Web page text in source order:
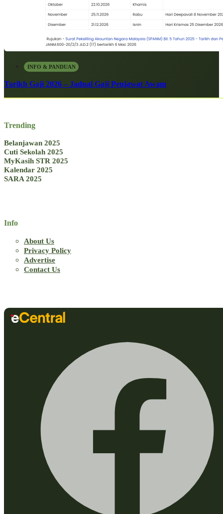
INFO & PANDUAN
Tarikh Gaji 2026 – Jadual Gaji Penjawat Awam
Trending
Belanjawan 2025
Cuti Sekolah 2025
MyKasih STR 2025
Kalendar 2025
SARA 2025
Info
About Us
Privacy Policy
Advertise
Contact Us